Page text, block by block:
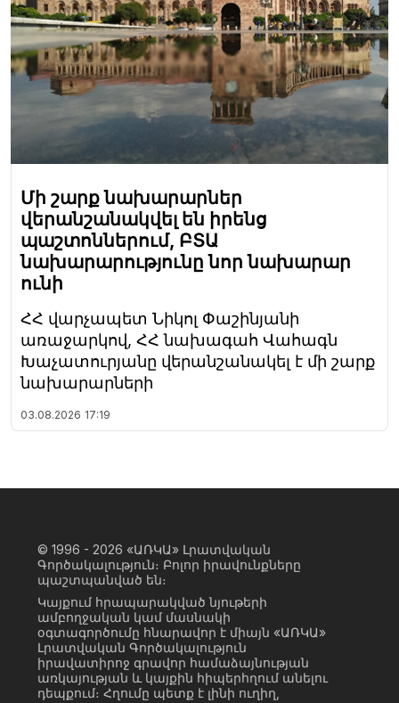
Մի շարք նախարարներ
վերանշանակվել են իրենց
պաշտոններում, ԲՏԱ
նախարարությունը նոր նախարար
ունի
ՀՀ վարչապետ Նիկոլ Փաշինյանի
առաջարկով, ՀՀ նախագահ Վահագն
Խաչատուրյանը վերանշանակել է մի շարք
նախարարների
03.08.2026 17:19
© 1996 - 2026 «ԱՌԿԱ» Լրատվական
Գործակալություն։ Բոլոր իրավունքները
պաշտպանված են։
Կայքում հրապարակված նյութերի
ամբողջական կամ մասնակի
օգտագործումը հնարավոր է միայն «ԱՌԿԱ»
Լրատվական Գործակալություն
իրավատիրոջ գրավոր համաձայնության
առկայության և կայքին հիպերհղում անելու
դեպքում։ Հղումը պետք է լինի ուղիղ,